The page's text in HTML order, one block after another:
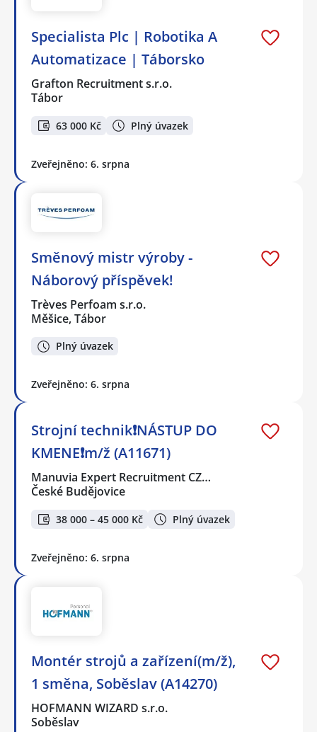
Specialista Plc | Robotika A
Automatizace | Táborsko
Grafton Recruitment s.r.o.
Tábor
63 000 Kč Plný úvazek
Zveřejněno: 6. srpna
Směnový mistr výroby -
Náborový příspěvek!
Trèves Perfoam s.r.o.
Měšice, Tábor
Plný úvazek
Zveřejněno: 6. srpna
Strojní technik❗NÁSTUP DO
KMENE❗m/ž (A11671)
Manuvia Expert Recruitment CZ…
České Budějovice
38 000 – 45 000 Kč Plný úvazek
Zveřejněno: 6. srpna
Montér strojů a zařízení(m/ž),
1 směna, Soběslav (A14270)
HOFMANN WIZARD s.r.o.
Soběslav